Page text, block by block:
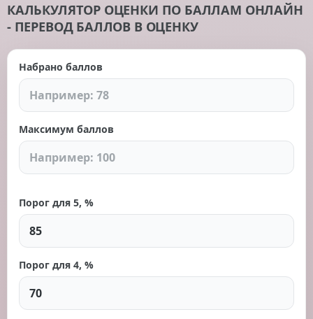
КАЛЬКУЛЯТОР ОЦЕНКИ ПО БАЛЛАМ ОНЛАЙН
- ПЕРЕВОД БАЛЛОВ В ОЦЕНКУ
Набрано баллов
Максимум баллов
Порог для 5, %
Порог для 4, %